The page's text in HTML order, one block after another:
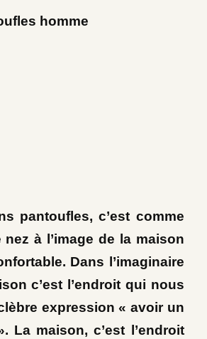
pantoufles, c’est comme
à l’image de la maison
Dans l’imaginaire
c’est l’endroit qui nous
expression « avoir un
La maison, c’est l’endroit